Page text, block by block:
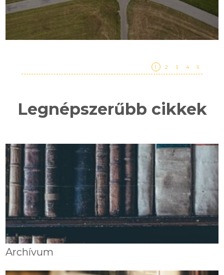
1 2 3 4 5
Legnépszerűbb cikkek
Archívum